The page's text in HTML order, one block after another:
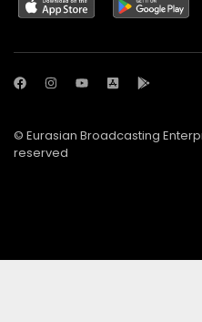
© Eurasian Broadcasting
reserved